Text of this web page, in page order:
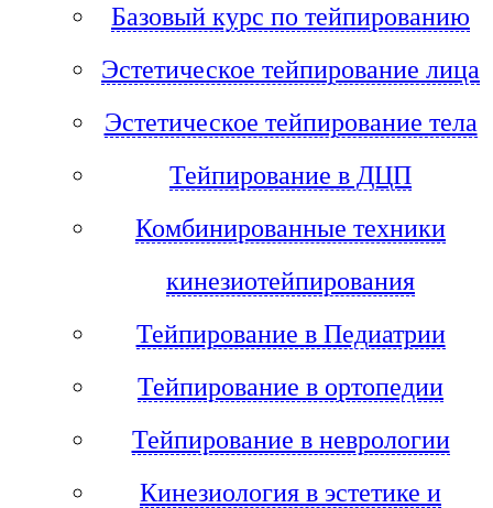
Базовый курс по тейпированию
Эстетическое тейпирование лица
Эстетическое тейпирование тела
Тейпирование в ДЦП
Комбинированные техники
кинезиотейпирования
Тейпирование в Педиатрии
Тейпирование в ортопедии
Тейпирование в неврологии
Кинезиология в эстетике и